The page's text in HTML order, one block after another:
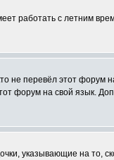
работать с летним
не перевёл этот
форум на свой язык.
указывающие на